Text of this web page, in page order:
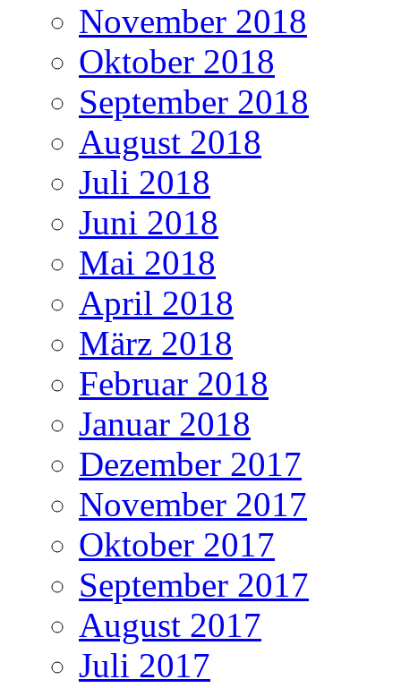
November 2018
Oktober 2018
September 2018
August 2018
Juli 2018
Juni 2018
Mai 2018
April 2018
März 2018
Februar 2018
Januar 2018
Dezember 2017
November 2017
Oktober 2017
September 2017
August 2017
Juli 2017